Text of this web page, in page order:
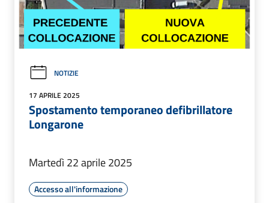
NOTIZIE
17 APRILE 2025
Spostamento temporaneo defibrillatore
Longarone
Martedì 22 aprile 2025
Accesso all'informazione